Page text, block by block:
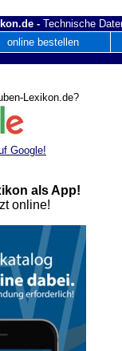
- Technische
online bestellen
Lexikon.de?
Google!
als App!
online!